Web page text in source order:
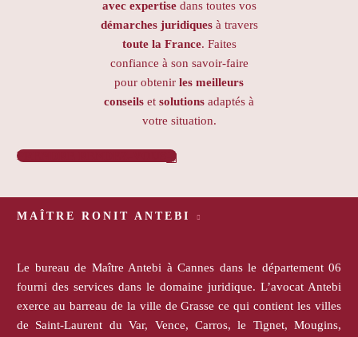
avec expertisedans toutes vos
démarches juridiquesà travers
toute la France. Faites
confiance à son savoir-faire
pour obtenir les meilleurs
conseils et solutions adaptés à
votre situation.
PRENDRE RENDEZ-VOUS 
MAÎTRE RONIT ANTEBI
Le bureau de Maître Antebi à Cannes dans le département 06
fourni des services dans le domaine juridique. L’avocat Antebi
exerce au barreau de la ville de Grasse ce qui contient les villes
de Saint-Laurent du Var, Vence, Carros, le Tignet, Mougins,